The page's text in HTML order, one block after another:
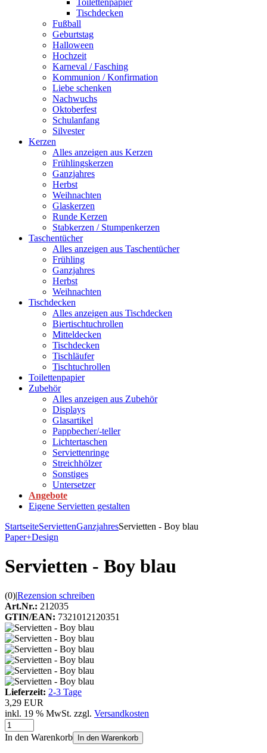
Toilettenpapier
Tischdecken
Fußball
Geburtstag
Halloween
Hochzeit
Karneval / Fasching
Kommunion / Konfirmation
Liebe schenken
Nachwuchs
Oktoberfest
Schulanfang
Silvester
Kerzen
Alles anzeigen aus Kerzen
Frühlingskerzen
Ganzjahres
Herbst
Weihnachten
Glaskerzen
Runde Kerzen
Stabkerzen / Stumpenkerzen
Taschentücher
Alles anzeigen aus Taschentücher
Frühling
Ganzjahres
Herbst
Weihnachten
Tischdecken
Alles anzeigen aus Tischdecken
Biertischtuchrollen
Mitteldecken
Tischdecken
Tischläufer
Tischtuchrollen
Toilettenpapier
Zubehör
Alles anzeigen aus Zubehör
Displays
Glasartikel
Pappbecher/-teller
Lichtertaschen
Serviettenringe
Streichhölzer
Sonstiges
Untersetzer
Angebote
Eigene Servietten gestalten
StartseiteServiettenGanzjahresServietten - Boy blau
Paper+Design
Servietten - Boy blau
(0)|Rezension schreiben
Art.Nr.: 212035
GTIN/EAN: 7321012120351
Lieferzeit: 2-3 Tage
3,29 EUR
inkl. 19 % MwSt. zzgl. Versandkosten
In den Warenkorb In den Warenkorb